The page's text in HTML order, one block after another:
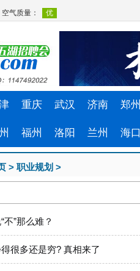
重庆 武汉 济南 郑州
福州 洛阳 兰州 海口
> 职业规划 >
不”那么难？
很多还是穷? 真相来了